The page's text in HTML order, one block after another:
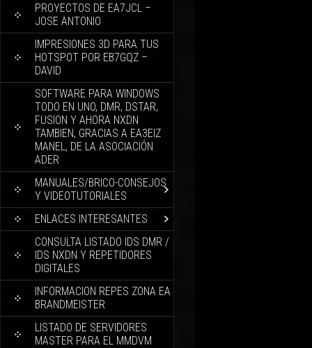
PROYECTOS DE EA7JCL –
JOSE ANTONIO
IMPRESIONES 3D PARA TUS
HOTSPOT POR EB7GQZ –
DAVID
SOFTWARE PARA WINDOWS
TODO EN UNO, DMR, DSTAR,
FUSION Y AHORA NXDN
TAMBIEN, GRACIAS A EA3EIZ
MANEL, DE LA ASOCIACIÓN
ADER
MANUALES/BRICO-CONSEJOS
Y VIDEOTUTORIALES
ENLACES INTERESANTES
CONSULTA LISTADO IDS DMR /
IDS NXDN Y REPETIDORES
DIGITALES
INFORMACION REPES ZONA EA
BRANDMEISTER
LISTADO DE SERVIDORES
MASTER PARA EL MMDVM